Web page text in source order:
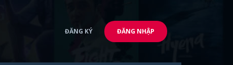
ĐĂNG KÝ ĐĂNG NHẬP